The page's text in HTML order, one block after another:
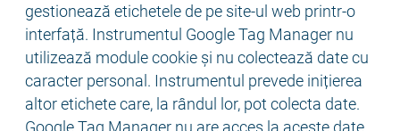
gestionează etichetele de pe site-ul web printr-o
interfață. Instrumentul Google Tag Manager nu
utilizează module cookie și nu colectează date cu
caracter personal. Instrumentul prevede inițierea
altor etichete care, la rândul lor, pot colecta date.
Google Tag Manager nu are acces la aceste date.